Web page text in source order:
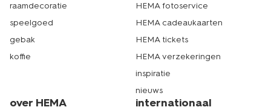
raamdecoratie
speelgoed
gebak
koffie
HEMA fotoservice
HEMA cadeaukaarten
HEMA tickets
HEMA verzekeringen
inspiratie
nieuws
over HEMA internationaal